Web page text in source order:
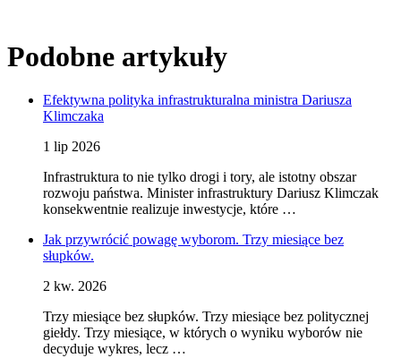
Podobne artykuły
Efektywna polityka infrastrukturalna ministra Dariusza
Klimczaka
1 lip 2026
Infrastruktura to nie tylko drogi i tory, ale istotny obszar
rozwoju państwa. Minister infrastruktury Dariusz Klimczak
konsekwentnie realizuje inwestycje, które …
Jak przywrócić powagę wyborom. Trzy miesiące bez
słupków.
2 kw. 2026
Trzy miesiące bez słupków. Trzy miesiące bez politycznej
giełdy. Trzy miesiące, w których o wyniku wyborów nie
decyduje wykres, lecz …